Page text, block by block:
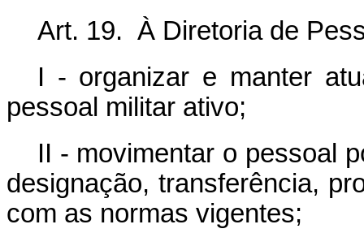
Art. 19. À Diretoria de
I - organizar e manter
pessoal militar ativo;
II - movimentar o pessoal
designação, transferência,
com as normas vigentes;